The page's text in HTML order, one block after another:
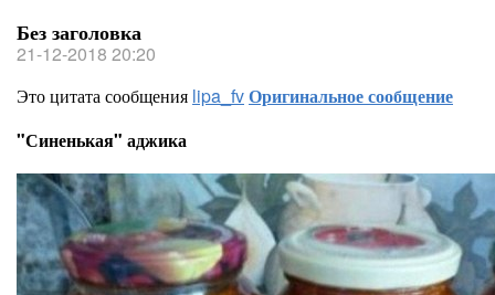
Без заголовка
21-12-2018 20:20
Это цитата сообщения lipa_fvОригинальное сообщение
"Синенькая" аджика